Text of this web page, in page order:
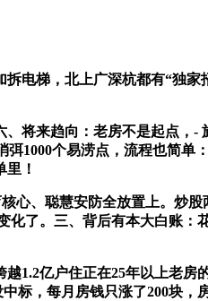
梯，北上广深杭都有“独家
来趋向：老房不是起点，-
弭1000个易涝点，流程也简
！
、聪慧安防全放置上。炒
了。三、背后有本大白账
亿户住正在25年以上老房
标，每月房钱只涨了200块